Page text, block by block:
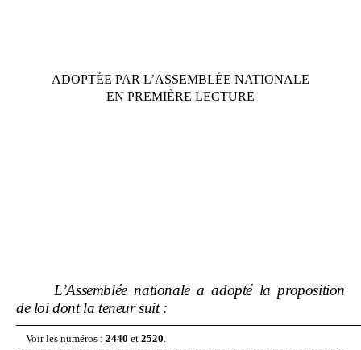
ADOPTÉE PAR L’ASSEMBLÉE NATIONALE
EN PREMIÈRE LECTURE
L’Assemblée nationale a adopté la proposition
de loi dont la teneur suit :
Voir les numéros : 2440 et 2520